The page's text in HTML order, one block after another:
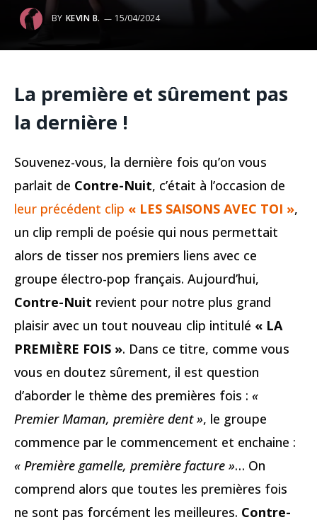
BY KEVIN B. 15/04/2024
La première et sûrement pas
la dernière !
Souvenez-vous, la dernière fois qu’on vous
parlait de Contre-Nuit, c’était à l’occasion de
leur précédent clip « LES SAISONS AVEC TOI »,
un clip rempli de poésie qui nous permettait
alors de tisser nos premiers liens avec ce
groupe électro-pop français. Aujourd’hui,
Contre-Nuit revient pour notre plus grand
plaisir avec un tout nouveau clip intitulé « LA
PREMIÈRE FOIS ». Dans ce titre, comme vous
vous en doutez sûrement, il est question
d’aborder le thème des premières fois : «
Premier Maman, première dent », le groupe
commence par le commencement et enchaine :
« Première gamelle, première facture »… On
comprend alors que toutes les premières fois
ne sont pas forcément les meilleures. Contre-